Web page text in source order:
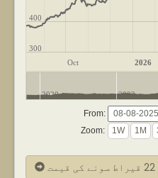
Oct 2026
300
400
2020 2022
From:
Zoom: